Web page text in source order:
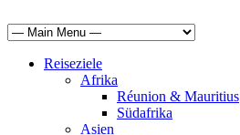
Reiseziele
Afrika
Réunion & Mauritius
Südafrika
Asien